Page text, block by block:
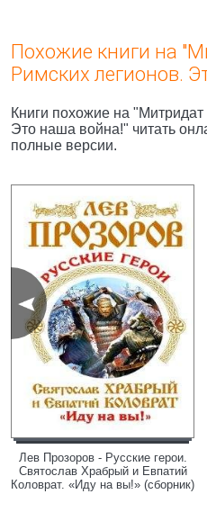
Похожие книги на
Римских легионов.
Книги похожие на
Это наша война!" читать
полные версии.
Лев Прозоров - Русские герои.
Святослав Храбрый и Евпатий
Коловрат. «Иду на вы!» (сборник)